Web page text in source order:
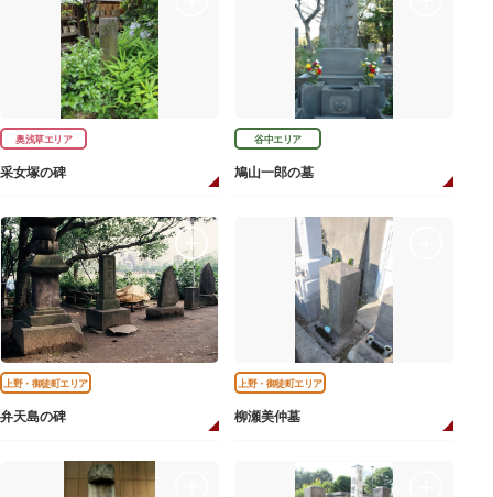
奥浅草エリア
采女塚の碑
谷中エリア
鳩山一郎の墓
上野・御徒町エリア
弁天島の碑
上野・御徒町エリア
柳瀬美仲墓